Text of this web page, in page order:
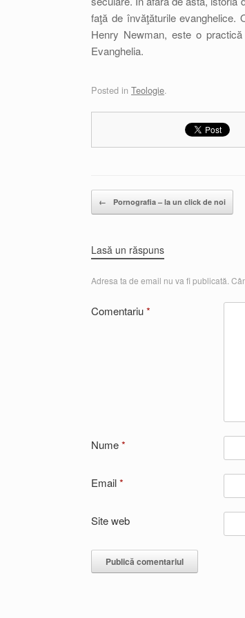
faţă de învăţăturile evanghelice.
Henry Newman, este o
Evanghelia.
Posted in Teologie.
Post navigation
← Pornografia – la un click de noi
Lasă un răspuns
Adresa ta de email nu va fi publicată.
Comentariu*
Nume*
Email*
Site web